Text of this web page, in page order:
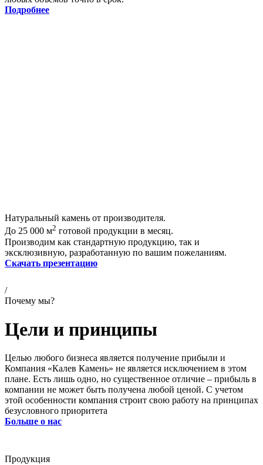
Подробнее
Натуральный камень от производителя.
До 25 000 м2 готовой продукции в месяц.
Производим как стандартную продукцию, так и
эксклюзивную, разработанную по вашим пожеланиям.
Скачать презентацию
/
Почему мы?
Цели и принципы
Целью любого бизнеса является получение прибыли и
Компания «Калев Камень» не является исключением в этом
плане. Есть лишь одно, но существенное отличие – прибыль в
компании не может быть получена любой ценой. С учетом
этой особенности компания строит свою работу на принципах
безусловного приоритета
Больше о нас
Продукция